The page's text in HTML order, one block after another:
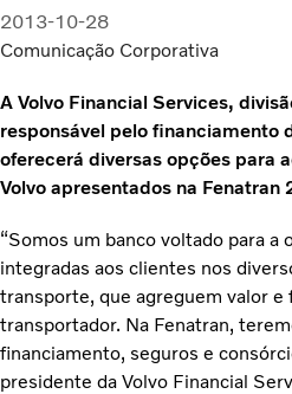
2013-10-28
Comunicação Corporativa
A Volvo Financial Services,
responsável pelo financiamento
oferecerá diversas opções para
Volvo apresentados na Fenatran
“Somos um banco voltado para a
integradas aos clientes nos
transporte, que agreguem valor e
transportador. Na Fenatran,
financiamento, seguros e
presidente da Volvo Financial